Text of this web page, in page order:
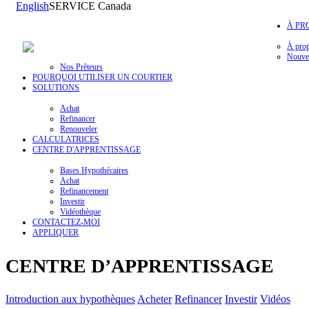
EnglishSERVICE Canada
À
À
Nos Prêteurs
POURQUOI UTILISER UN COURTIER
SOLUTIONS
Achat
Refinancer
Renouveler
CALCULATRICES
CENTRE D'APPRENTISSAGE
Bases Hypothécaires
Achat
Refinancement
Investir
Vidéothèque
CONTACTEZ-MOI
APPLIQUER
CENTRE D’APPRENTISSAGE
Introduction aux hypothèques Acheter Refinancer Investir Vidéos